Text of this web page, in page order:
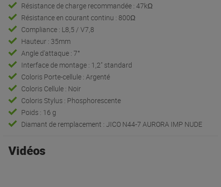
Résistance de charge recommandée : 47kΩ
Résistance en courant continu : 800Ω
Compliance : L8,5 / V7,8
Hauteur : 35mm
Angle d'attaque : 7°
Interface de montage : 1,2" standard
Coloris Porte-cellule : Argenté
Coloris Cellule : Noir
Coloris Stylus : Phosphorescente
Poids : 16 g
Diamant de remplacement : JICO N44-7 AURORA IMP NUDE
Vidéos